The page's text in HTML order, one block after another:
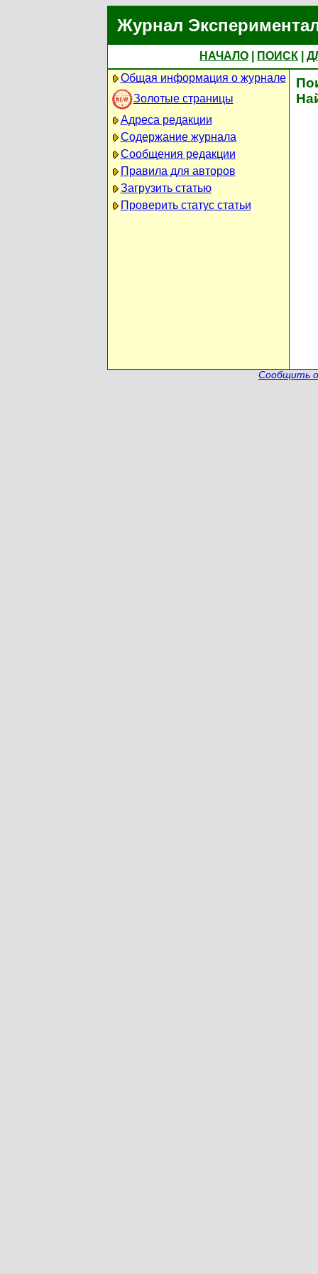
Журнал
НАЧАЛО ПОИСК
Общая информация о журнале
Золотые страницы
Адреса редакции
Содержание журнала
Сообщения редакции
Правила для авторов
Загрузить статью
Проверить статус статьи
Сообщить о